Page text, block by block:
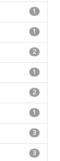
1
1
2
1
2
1
3
3